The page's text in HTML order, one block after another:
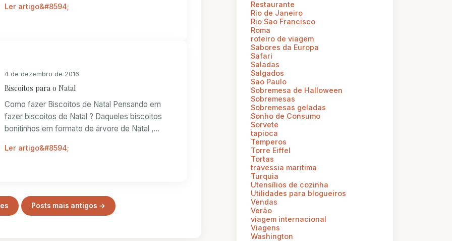
Ler artigo
4 de dezembro de 2016
Biscoitos para o Natal
Como fazer Biscoitos de Natal Pensando em
fazer biscoitos de Natal ? Daqueles biscoitos
bonitinhos em formato de árvore de Natal ,
Ler artigo
Posts mais antigos →
Restaurante
Rio de Janeiro
Rio Sao Francisco
Roma
roteiro de viagem
Sabores da Europa
Safari
Saladas
Salgados
Sao Paulo
Sobremesa de Halloween
Sobremesas
Sobremesas geladas
Sonho de Consumo
Sorvete
tapioca
Temperos
Torre Eiffel
Tortas
travessia maritima
Turquia
Utensílios de cozinha
Utilidades para blogueiros
Vendas
Verão
viagem internacional
Viagens
Washington